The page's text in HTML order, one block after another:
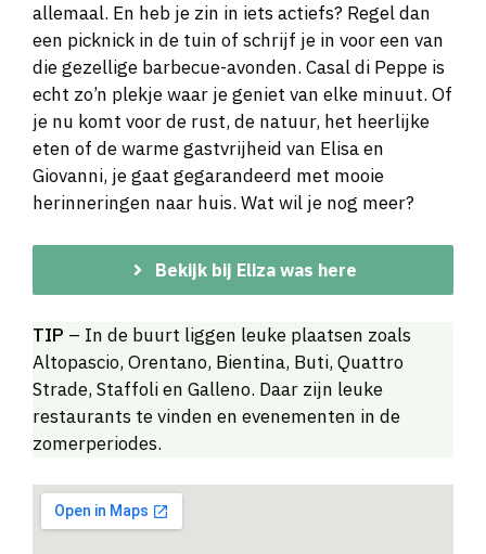
allemaal. En heb je zin in iets actiefs? Regel dan
een picknick in de tuin of schrijf je in voor een van
die gezellige barbecue-avonden. Casal di Peppe is
echt zo’n plekje waar je geniet van elke minuut. Of
je nu komt voor de rust, de natuur, het heerlijke
eten of de warme gastvrijheid van Elisa en
Giovanni, je gaat gegarandeerd met mooie
herinneringen naar huis. Wat wil je nog meer?
Bekijk bij Eliza was here
TIP – In de buurt liggen leuke plaatsen zoals
Altopascio, Orentano, Bientina, Buti, Quattro
Strade, Staffoli en Galleno. Daar zijn leuke
restaurants te vinden en evenementen in de
zomerperiodes.